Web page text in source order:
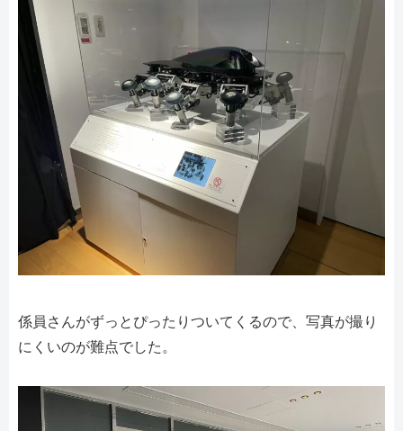
係員さんがずっとぴったりついてくるので、写真が撮り
にくいのが難点でした。